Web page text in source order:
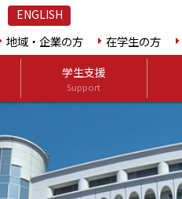
ENGLISH
地域・企業の方 在学生の方
学生支援
Support